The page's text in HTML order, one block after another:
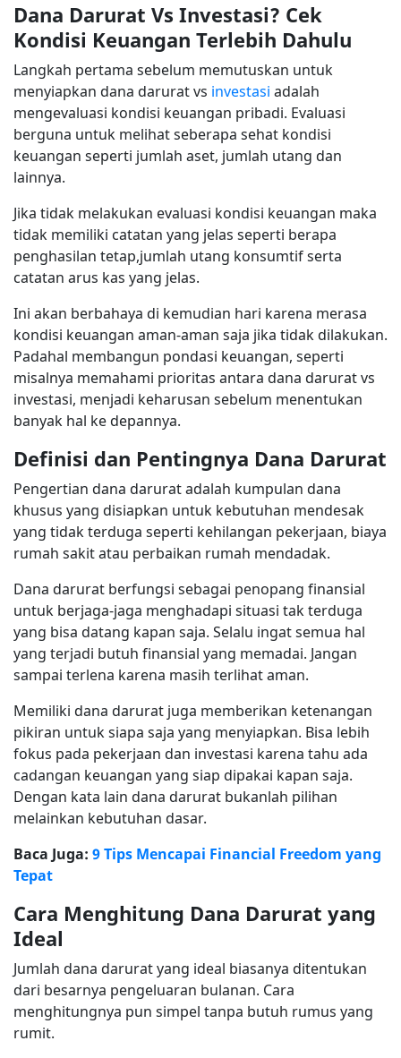
Dana Darurat Vs Investasi? Cek
Kondisi Keuangan Terlebih Dahulu
Langkah pertama sebelum memutuskan untuk
menyiapkan dana darurat vs investasi adalah
mengevaluasi kondisi keuangan pribadi. Evaluasi
berguna untuk melihat seberapa sehat kondisi
keuangan seperti jumlah aset, jumlah utang dan
lainnya.
Jika tidak melakukan evaluasi kondisi keuangan maka
tidak memiliki catatan yang jelas seperti berapa
penghasilan tetap,jumlah utang konsumtif serta
catatan arus kas yang jelas.
Ini akan berbahaya di kemudian hari karena merasa
kondisi keuangan aman-aman saja jika tidak dilakukan.
Padahal membangun pondasi keuangan, seperti
misalnya memahami prioritas antara dana darurat vs
investasi, menjadi keharusan sebelum menentukan
banyak hal ke depannya.
Definisi dan Pentingnya Dana Darurat
Pengertian dana darurat adalah kumpulan dana
khusus yang disiapkan untuk kebutuhan mendesak
yang tidak terduga seperti kehilangan pekerjaan, biaya
rumah sakit atau perbaikan rumah mendadak.
Dana darurat berfungsi sebagai penopang finansial
untuk berjaga-jaga menghadapi situasi tak terduga
yang bisa datang kapan saja. Selalu ingat semua hal
yang terjadi butuh finansial yang memadai. Jangan
sampai terlena karena masih terlihat aman.
Memiliki dana darurat juga memberikan ketenangan
pikiran untuk siapa saja yang menyiapkan. Bisa lebih
fokus pada pekerjaan dan investasi karena tahu ada
cadangan keuangan yang siap dipakai kapan saja.
Dengan kata lain dana darurat bukanlah pilihan
melainkan kebutuhan dasar.
Baca Juga: 9 Tips Mencapai Financial Freedom yang
Tepat
Cara Menghitung Dana Darurat yang
Ideal
Jumlah dana darurat yang ideal biasanya ditentukan
dari besarnya pengeluaran bulanan. Cara
menghitungnya pun simpel tanpa butuh rumus yang
rumit.